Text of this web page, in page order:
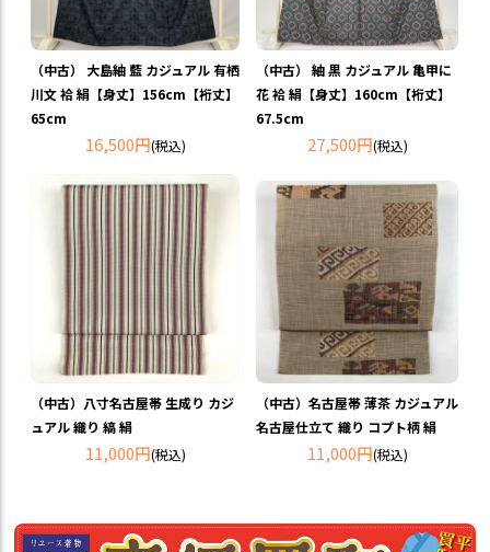
（中古） 大島紬 藍 カジュアル 有栖
川文 袷 絹【身丈】156cm【裄丈】
65cm
16,500円(税込)
（中古） 紬 黒 カジュアル 亀甲に
花 袷 絹【身丈】160cm【裄丈】
67.5cm
27,500円(税込)
（中古）八寸名古屋帯 生成り カジ
ュアル 織り 縞 絹
11,000円(税込)
（中古）名古屋帯 薄茶 カジュアル
名古屋仕立て 織り コプト柄 絹
11,000円(税込)